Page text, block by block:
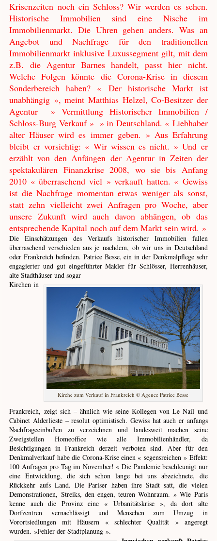
Krisenzeiten noch ein Schloss? Wir werden es sehen.
Historische Immobilien sind eine Nische im
Immobilienmarkt. Die Uhren gehen anders. Was an
Angebot und Nachfrage für den traditionellen
Immobilienmarkt inklusive Luxussegment gilt, mit dem
z.B. die Agentur Barnes handelt, passt hier nicht.
Welche Folgen könnte die Corona-Krise in diesem
Sonderbereich haben? « Der historische Markt ist
unabhängig », meint Matthias Helzel, Co-Besitzer der
Agentur » Vermittlung Historischer Immobilien /
Schloss-Burg Verkauf » » in Deutschland. « Liebhaber
alter Häuser wird es immer geben. » Aus Erfahrung
bleibt er vorsichtig: « Wir wissen es nicht. » Und er
erzählt von den Anfängen der Agentur in Zeiten der
spektakulären Finanzkrise 2008, wo sie bis Anfang
2010 « überraschend viel » verkauft hatten. « Gewiss
ist die Nachfrage momentan etwas weniger als sonst,
statt zehn vielleicht zwei Anfragen pro Woche, aber
unsere Zukunft wird auch davon abhängen, ob das
entsprechende Kapital noch auf dem Markt sein wird. »
Die Einschätzungen des Verkaufs historischer Immobilien fallen
überraschend verschieden aus je nachdem, ob wir uns in Deutschland
oder Frankreich befinden. Patrice Besse, ein in der Denkmalpflege sehr
engagierter und gut eingeführter Makler für Schlösser, Herrenhäuser,
alte Stadthäuser und sogar
Kirche zum Verkauf in Frankreich © Agence Patrice Besse
Kirchen in
Frankreich, zeigt sich – ähnlich wie seine Kollegen von Le Nail und
Cabinet Alderlieste – resolut optimistisch. Gewiss hat auch er anfangs
Nachfrageeinbußen zu verzeichnen und landesweit machen seine
Zweigstellen Homeoffice wie alle Immobilienhändler, da
Besichtigungen in Frankreich derzeit verboten sind. Aber für den
Denkmalverkauf habe die Corona-Krise einen « segensreichen » Effekt:
100 Anfragen pro Tag im November! « Die Pandemie beschleunigt nur
eine Entwicklung, die sich schon lange bei uns abzeichnete, die
Rückkehr aufs Land. Die Pariser haben ihre Stadt satt, die vielen
Demonstrationen, Streiks, den engen, teuren Wohnraum. » Wie Paris
kenne auch die Provinz eine « Urbanitätskrise », da dort alte
Dorfzentren vernachlässigt und Menschen zum Umzug in
Vorortsiedlungen mit Häusern « schlechter Qualität » angeregt
wurden. »Fehler der Stadtplanung ».